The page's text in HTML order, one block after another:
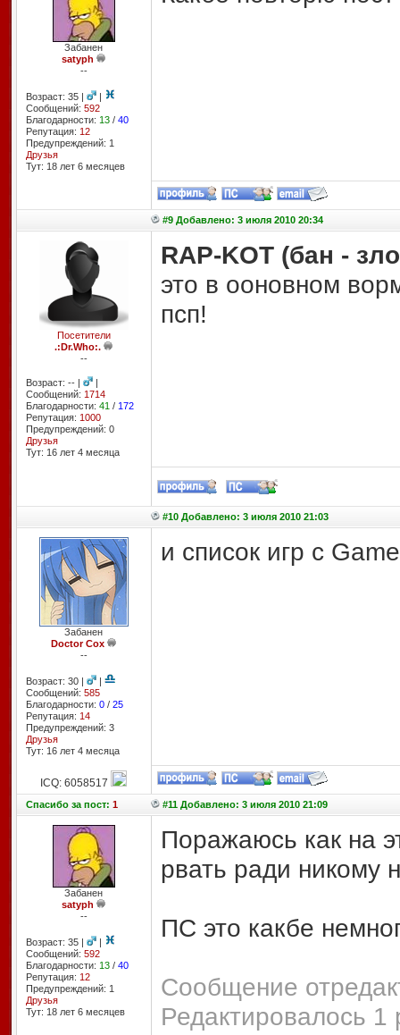
Забанен
satyph
--
Возраст: 35 |
|
Сообщений: 592
Благодарности: 13/ 40
Репутация: 12
Предупреждений: 1
Друзья
Тут: 18 лет 6 месяцев
#9 Добавлено: 3 июля 2010 20:34
Посетители
.:Dr.Who:.
--
Возраст: -- |
|
Сообщений: 1714
Благодарности: 41 / 172
Репутация: 1000
Предупреждений: 0
Друзья
Тут: 16 лет 4 месяцa
RAP-KOT (бан -
это в ооновном
псп!
#10 Добавлено: 3 июля 2010 21:03
Забанен
Doctor Cox
--
Возраст: 30 |
|
Сообщений: 585
Благодарности: 0/ 25
Репутация: 14
Предупреждений: 3
Друзья
Тут: 16 лет 4 месяцa
и список игр с
ICQ: 6058517
Спасибоза пост: 1 #11 Добавлено: 3 июля 2010 21:09
Забанен
satyph
--
Возраст: 35 |
|
Сообщений: 592
Благодарности: 13/ 40
Репутация: 12
Предупреждений: 1
Друзья
Тут: 18 лет 6 месяцев
Поражаюсь как на
рвать ради никому
ПС это какбе
Сообщение
Редактировалось 1